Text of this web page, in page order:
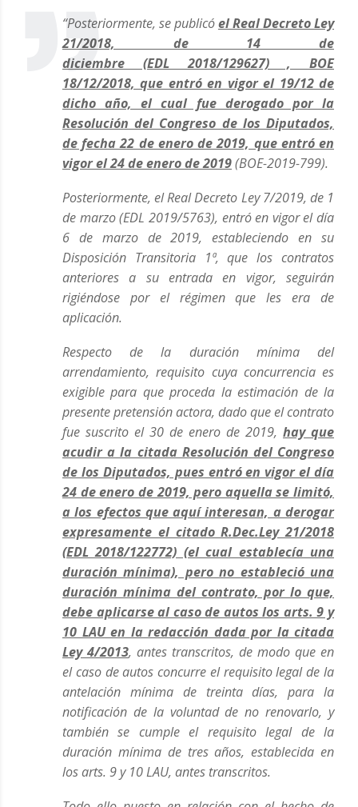
“Posteriormente, se publicóel Real Decreto Ley
21/2018, de 14 de
diciembre (EDL 2018/129627) , BOE
18/12/2018, que entró en vigor el 19/12 de
dicho año, el cual fue derogado por la
Resolución del Congreso de los Diputados,
de fecha 22 de enero de 2019, que entró en
vigor el 24 de enero de 2019(BOE-2019-799).
Posteriormente, el Real Decreto Ley 7/2019, de 1
de marzo (EDL 2019/5763), entró en vigor el día
6 de marzo de 2019, estableciendo en su
Disposición Transitoria 1ª, que los contratos
anteriores a su entrada en vigor, seguirán
rigiéndose por el régimen que les era de
aplicación.
Respecto de la duración mínima del
arrendamiento, requisito cuya concurrencia es
exigible para que proceda la estimación de la
presente pretensión actora, dado que el contrato
fue suscrito el 30 de enero de 2019, hay que
acudir a la citada Resolución del Congreso
de los Diputados, pues entró en vigor el día
24 de enero de 2019, pero aquella se limitó,
a los efectos que aquí interesan, a derogar
expresamente el citado R.Dec.Ley 21/2018
(EDL 2018/122772) (el cual establecía una
duración mínima), pero no estableció una
duración mínima del contrato, por lo que,
debe aplicarse al caso de autos los arts. 9 y
10 LAU en la redacción dada por la citada
Ley 4/2013, antes transcritos, de modo que en
el caso de autos concurre el requisito legal de la
antelación mínima de treinta días, para la
notificación de la voluntad de no renovarlo, y
también se cumple el requisito legal de la
duración mínima de tres años, establecida en
los arts. 9 y 10 LAU, antes transcritos.